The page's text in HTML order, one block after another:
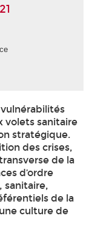
volets sanitaire
stratégique.
des crises,
de la
d’ordre
sanitaire,
de la
culture de